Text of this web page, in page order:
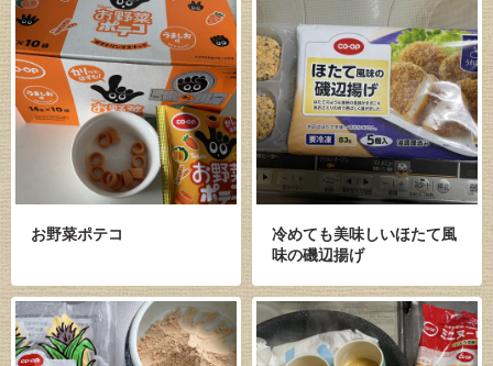
お野菜ポテコ
冷めても美味しいほたて風
味の磯辺揚げ